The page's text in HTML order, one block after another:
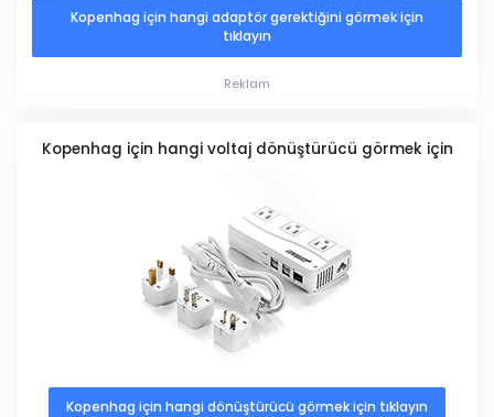
Kopenhag için hangi adaptör gerektiğini görmek için
tıklayın
Reklam
Kopenhag için hangi voltaj dönüştürücü görmek için
Kopenhag için hangi dönüştürücü görmek için tıklayın